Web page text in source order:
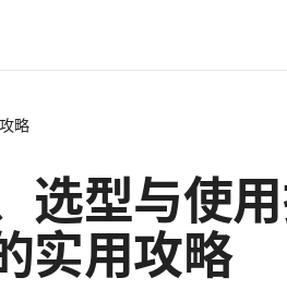
略
选型与使
实用攻略